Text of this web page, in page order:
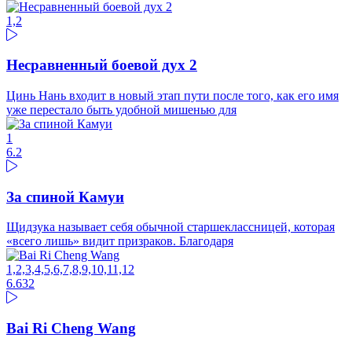
1,2
Несравненный боевой дух 2
Цинь Нань входит в новый этап пути после того, как его имя
уже перестало быть удобной мишенью для
1
6.2
За спиной Камуи
Щидзука называет себя обычной старшеклассницей, которая
«всего лишь» видит призраков. Благодаря
1,2,3,4,5,6,7,8,9,10,11,12
6.632
Bai Ri Cheng Wang